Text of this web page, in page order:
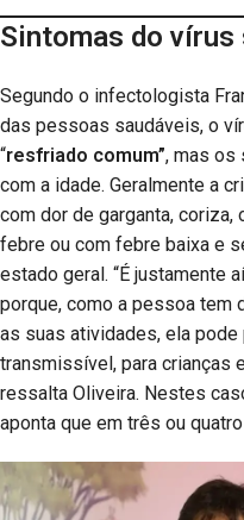
Sintomas do
Segundo o infectologista
das pessoas saudáveis, o
“resfriado comum”, mas os
com a idade. Geralmente a
com dor de garganta,
febre ou com febre baixa e
estado geral. “É justamente
porque, como a pessoa tem
as suas atividades, ela
transmissível, para crianças
ressalta Oliveira. Nestes
aponta que em três ou